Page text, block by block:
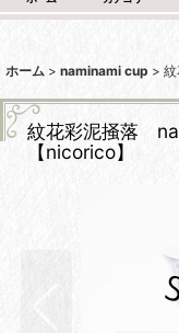
ホーム > naminami cup >
紋花彩泥掻落
【nicorico】